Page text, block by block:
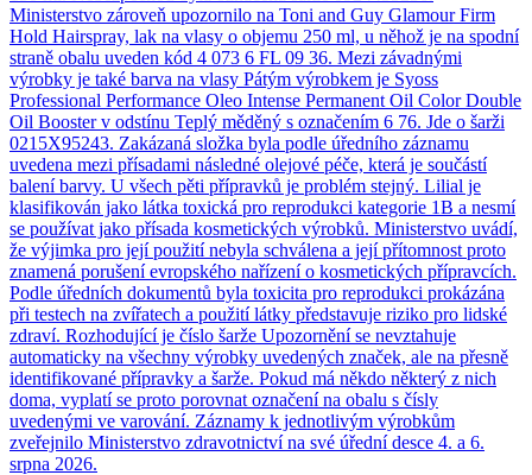
Ministerstvo zároveň upozornilo na Toni and Guy Glamour Firm
Hold Hairspray, lak na vlasy o objemu 250 ml, u něhož je na spodní
straně obalu uveden kód 4 073 6 FL 09 36. Mezi závadnými
výrobky je také barva na vlasy Pátým výrobkem je Syoss
Professional Performance Oleo Intense Permanent Oil Color Double
Oil Booster v odstínu Teplý měděný s označením 6 76. Jde o šarži
0215X95243. Zakázaná složka byla podle úředního záznamu
uvedena mezi přísadami následné olejové péče, která je součástí
balení barvy. U všech pěti přípravků je problém stejný. Lilial je
klasifikován jako látka toxická pro reprodukci kategorie 1B a nesmí
se používat jako přísada kosmetických výrobků. Ministerstvo uvádí,
že výjimka pro její použití nebyla schválena a její přítomnost proto
znamená porušení evropského nařízení o kosmetických přípravcích.
Podle úředních dokumentů byla toxicita pro reprodukci prokázána
při testech na zvířatech a použití látky představuje riziko pro lidské
zdraví. Rozhodující je číslo šarže Upozornění se nevztahuje
automaticky na všechny výrobky uvedených značek, ale na přesně
identifikované přípravky a šarže. Pokud má někdo některý z nich
doma, vyplatí se proto porovnat označení na obalu s čísly
uvedenými ve varování. Záznamy k jednotlivým výrobkům
zveřejnilo Ministerstvo zdravotnictví na své úřední desce 4. a 6.
srpna 2026.